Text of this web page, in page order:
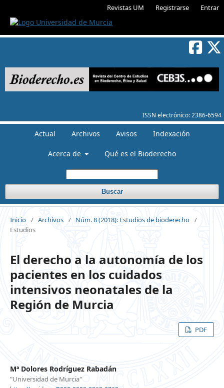
Revistas UM Registrarse Entrar
ISSN electrónico: 2386-6594
Actual Archivos Avisos Indexación
Acerca de Qué es el Bioderecho
Buscar
Inicio / Archivos / Núm. 8 (2018): Estudios de bioderecho /
Estudios
El derecho a la autonomía de los
pacientes en los cuidados
intensivos neonatales de la
Región de Murcia
PDF
Mª Dolores Rodríguez Rabadán
"Universidad de Murcia"